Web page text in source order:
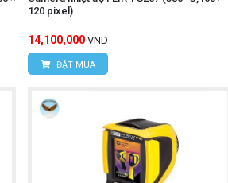
120 pixel)
14,100,000 VND
ĐẶT MUA